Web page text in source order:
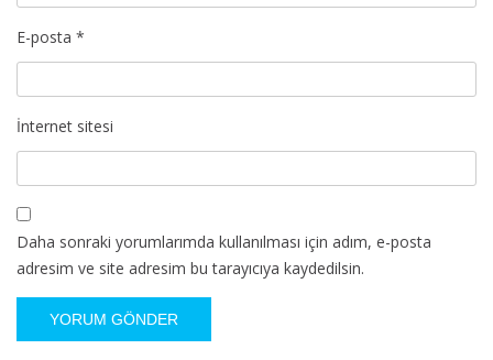
E-posta *
İnternet sitesi
Daha sonraki yorumlarımda kullanılması için adım, e-posta
adresim ve site adresim bu tarayıcıya kaydedilsin.